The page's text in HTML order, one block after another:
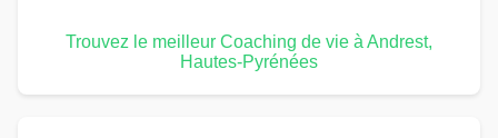
Trouvez le meilleur Coaching de vie à Andrest,
Hautes-Pyrénées